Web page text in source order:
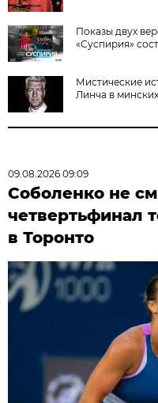
Показы двух
«Суспирия»
Мистические
Линча в
09.08.2026 09:09
Соболенко не
четвертьфинал
в Торонто